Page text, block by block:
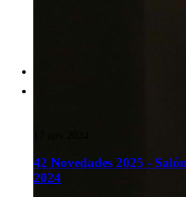
42 Novedades 2025 -
2024